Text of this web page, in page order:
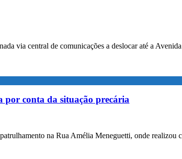
via central de comunicações a deslocar até a
por conta da situação precária
na Rua Amélia Meneguetti, onde realizou